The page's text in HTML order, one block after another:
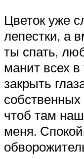
Цветок уже
лепестки, а
ты спать,
манит всех
закрыть
чтоб там
меня.